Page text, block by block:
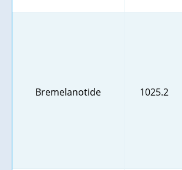
Bremelanotide 1025.2